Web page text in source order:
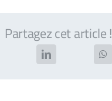
Partagez cet article !